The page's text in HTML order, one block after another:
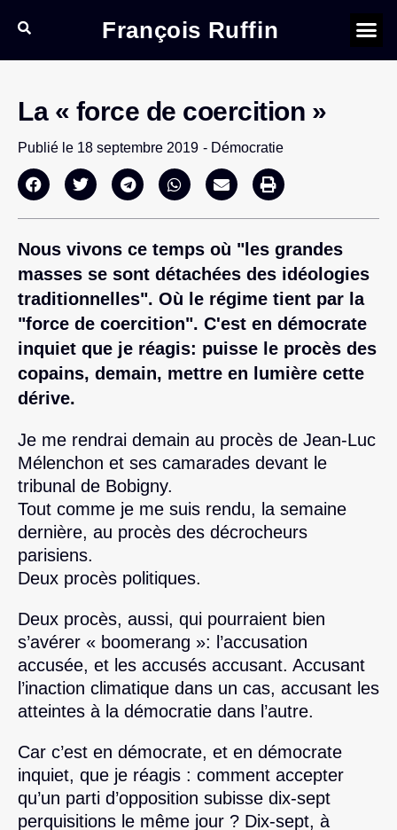
François Ruffin
La « force de coercition »
Publié le 18 septembre 2019 - Démocratie
Nous vivons ce temps où "les grandes
masses se sont détachées des idéologies
traditionnelles". Où le régime tient par la
"force de coercition". C'est en démocrate
inquiet que je réagis: puisse le procès des
copains, demain, mettre en lumière cette
dérive.
Je me rendrai demain au procès de Jean-Luc
Mélenchon et ses camarades devant le
tribunal de Bobigny.
Tout comme je me suis rendu, la semaine
dernière, au procès des décrocheurs
parisiens.
Deux procès politiques.
Deux procès, aussi, qui pourraient bien
s’avérer « boomerang »: l’accusation
accusée, et les accusés accusant. Accusant
l’inaction climatique dans un cas, accusant les
atteintes à la démocratie dans l’autre.
Car c’est en démocrate, et en démocrate
inquiet, que je réagis : comment accepter
qu’un parti d’opposition subisse dix-sept
perquisitions le même jour ? Dix-sept, à